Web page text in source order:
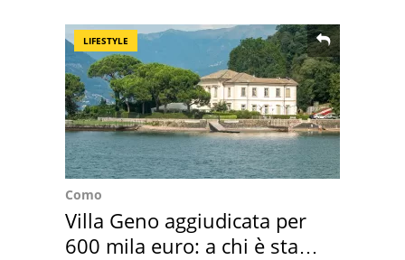
LIFESTYLE
Como
Villa Geno aggiudicata per
600 mila euro: a chi è stata